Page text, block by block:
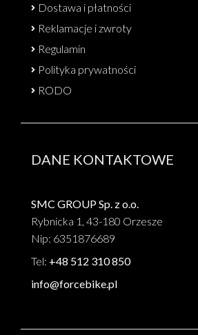
Dostawa i płatności
Reklamacje i zwroty
Regulamin
Polityka prywatności
RODO
DANE KONTAKTOWE
SMC GROUP Sp. z o.o.
Rybnicka 1, 43-180 Orzesze
Nip: 6351876689
Tel: +48 512 310 850
info@forcebike.pl